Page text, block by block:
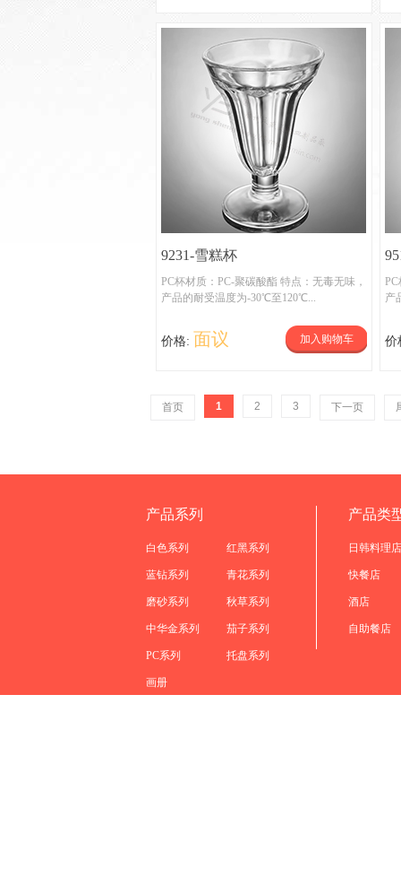
9231-雪糕杯
PC杯材质：PC-聚碳酸酯 特点：无毒无味，
产品的耐受温度为-30℃至120℃...
价格: 面议 加入购物车
产
首页 1 2 3 下一页
产品系列
白色系列 红黑系列
蓝钻系列 青花系列
磨砂系列 秋草系列
中华金系列 茄子系列
PC系列 托盘系列
画册
产品类
日韩料理店
快餐店
酒店
自助餐店